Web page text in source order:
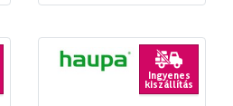
Ingyenes
kiszállítás